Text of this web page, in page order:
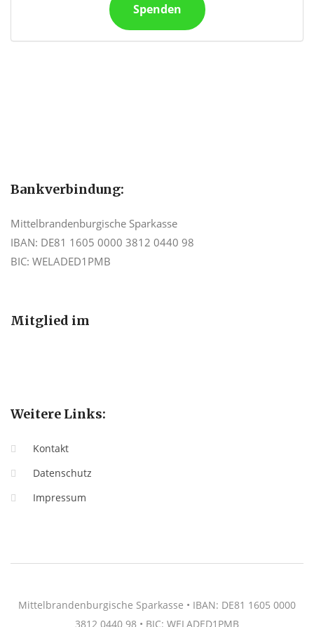
Spenden
Bankverbindung:
Mittelbrandenburgische Sparkasse
IBAN: DE81 1605 0000 3812 0440 98
BIC: WELADED1PMB
Mitglied im
Weitere Links:
Kontakt
Datenschutz
Impressum
Mittelbrandenburgische Sparkasse • IBAN: DE81 1605 0000
3812 0440 98 • BIC: WELADED1PMB